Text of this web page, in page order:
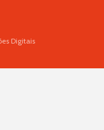
Digitais